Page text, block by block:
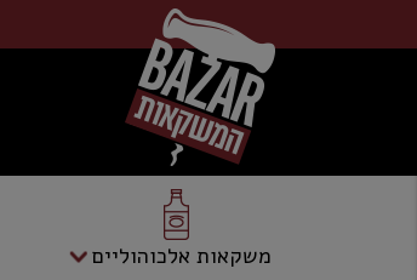
משקאות אלכוהוליים